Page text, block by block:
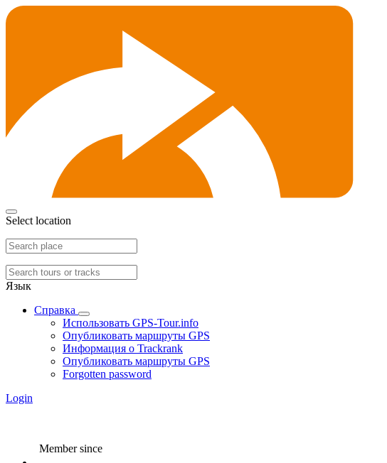
Select location
Язык
Справка
Использовать GPS-Tour.info
Опубликовать маршруты GPS
Информация о Trackrank
Опубликовать маршруты GPS
Forgotten password
Login
Member since